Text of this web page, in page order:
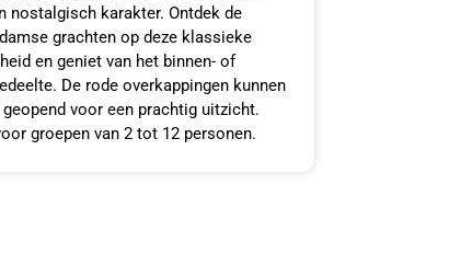
nostalgisch karakter. Ontdek de
grachten op deze klassieke
en geniet van het binnen- of
De rode overkappingen kunnen
voor een prachtig uitzicht.
groepen van 2 tot 12 personen.